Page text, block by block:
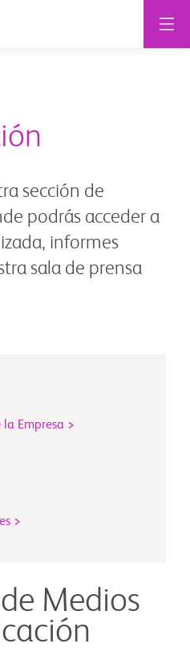
sección de
podrás acceder a
informes
sala de prensa
Medios
Empresa >
>